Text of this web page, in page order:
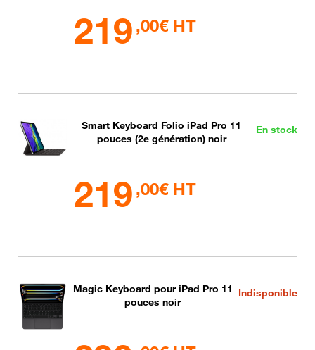
219 ,00€ HT
En stock
Smart Keyboard Folio iPad Pro 11
pouces (2e génération) noir
219 ,00€ HT
Indisponible
Magic Keyboard pour iPad Pro 11
pouces noir